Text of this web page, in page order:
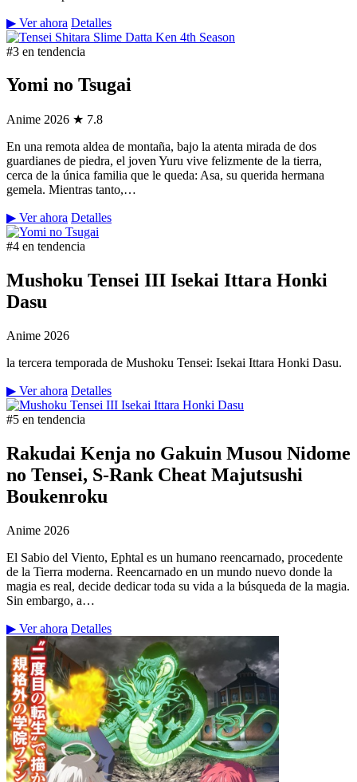
▶ Ver ahora Detalles
#3 en tendencia
Yomi no Tsugai
Anime 2026 ★ 7.8
En una remota aldea de montaña, bajo la atenta mirada de dos
guardianes de piedra, el joven Yuru vive felizmente de la tierra,
cerca de la única familia que le queda: Asa, su querida hermana
gemela. Mientras tanto,…
▶ Ver ahora Detalles
#4 en tendencia
Mushoku Tensei III Isekai Ittara Honki
Dasu
Anime 2026
la tercera temporada de Mushoku Tensei: Isekai Ittara Honki Dasu.
▶ Ver ahora Detalles
#5 en tendencia
Rakudai Kenja no Gakuin Musou Nidome
no Tensei, S-Rank Cheat Majutsushi
Boukenroku
Anime 2026
El Sabio del Viento, Ephtal es un humano reencarnado, procedente
de la Tierra moderna. Reencarnado en un mundo nuevo donde la
magia es real, decide dedicar toda su vida a la búsqueda de la magia.
Sin embargo, a…
▶ Ver ahora Detalles